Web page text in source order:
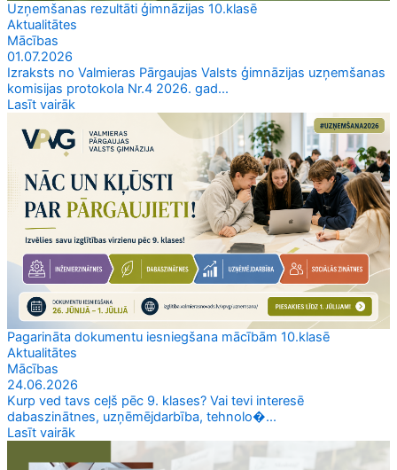
Uzņemšanas rezultāti ģimnāzijas 10.klasē
Aktualitātes
Mācības
01.07.2026
Izraksts no Valmieras Pārgaujas Valsts ģimnāzijas uzņemšanas
komisijas protokola Nr.4 2026. gad...
Lasīt vairāk
Pagarināta dokumentu iesniegšana mācībām 10.klasē
Aktualitātes
Mācības
24.06.2026
Kurp ved tavs ceļš pēc 9. klases? Vai tevi interesē
dabaszinātnes, uzņēmējdarbība, tehnolo�...
Lasīt vairāk